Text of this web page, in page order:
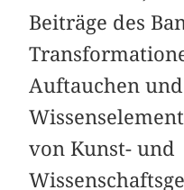
Beiträge des
Auftauchen
von Kunst- und